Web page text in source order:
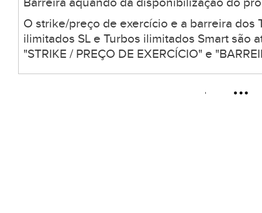
Barreira aquando da disponibilização do
O strike/preço de exercício e a barreira dos
ilimitados SL e Turbos ilimitados Smart são
"STRIKE / PREÇO DE EXERCÍCIO" e